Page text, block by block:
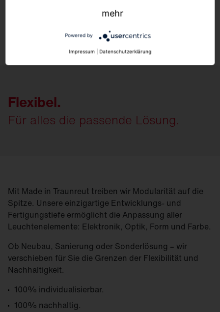
Informationen
Flexibel.
Für alles die passende Lösung.
Mit Made in Traunreut treiben wir Modularität auf die
Spitze. Unsere einzigartige Entwicklungs- und
Fertigungstiefe ermöglicht die Anpassung aller
Leuchtenelemente: Elektronik, Optik, Form und Farbe.
Ob Neubau, Sanierung oder Sonderlösung – wir
verschieben für Sie die Grenzen der Flexibilität und
Nachhaltigkeit.
100% individualisierbar.
100% nachhaltig.
mehr
Powered by
Impressum | Datenschutzerklärung